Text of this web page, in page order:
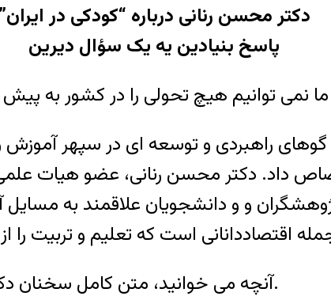
دکتر محسن رنانی درباره “کودکی در ایران”
پاسخ بنیادین یه یک سؤال دیرین
راهبردی و توسعه ای در سپهر
داد. دکتر محسن رنانی، عضو هیات
و و دانشجویان علاقمند به
آنچه می خوانید، متن کامل سخنان دکتر محسن رنانی در هفتمین نشست کافه خرد است.